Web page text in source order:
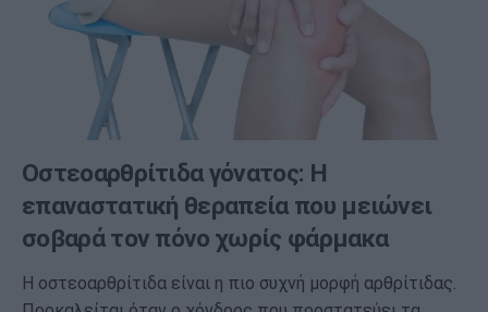
Οστεοαρθρίτιδα γόνατος: Η
επαναστατική θεραπεία που μειώνει
σοβαρά τον πόνο χωρίς φάρμακα
Η οστεοαρθρίτιδα είναι η πιο συχνή μορφή αρθρίτιδας.